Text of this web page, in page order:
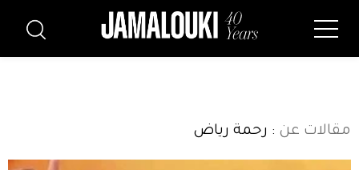
مقالات عن : رحمة رياض